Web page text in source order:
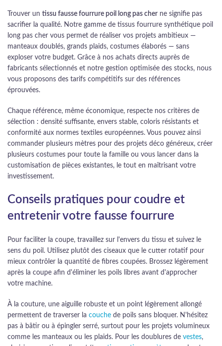
Trouver un tissu fausse fourrure poil long pas cher ne signifie pas
sacrifier la qualité. Notre gamme de tissus fourrure synthétique poil
long pas cher vous permet de réaliser vos projets ambitieux —
manteaux doublés, grands plaids, costumes élaborés — sans
exploser votre budget. Grâce à nos achats directs auprès de
fabricants sélectionnés et notre gestion optimisée des stocks, nous
vous proposons des tarifs compétitifs sur des références
éprouvées.
Chaque référence, même économique, respecte nos critères de
sélection : densité suffisante, envers stable, coloris résistants et
conformité aux normes textiles européennes. Vous pouvez ainsi
commander plusieurs mètres pour des projets déco généreux, créer
plusieurs costumes pour toute la famille ou vous lancer dans la
customisation de pièces existantes, le tout en maîtrisant votre
investissement.
Conseils pratiques pour coudre et
entretenir votre fausse fourrure
Pour faciliter la coupe, travaillez sur l'envers du tissu et suivez le
sens du poil. Utilisez plutôt des ciseaux que le cutter rotatif pour
mieux contrôler la quantité de fibres coupées. Brossez légèrement
après la coupe afin d'éliminer les poils libres avant d'approcher
votre machine.
À la couture, une aiguille robuste et un point légèrement allongé
permettent de traverser la couche de poils sans bloquer. N'hésitez
pas à bâtir ou à épingler serré, surtout pour les projets volumineux
comme les manteaux ou les plaids. Pour les doublures de vestes,